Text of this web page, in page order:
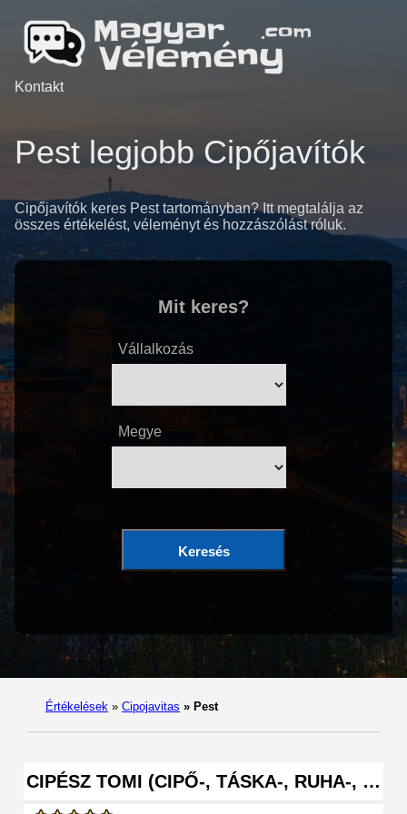
Kontakt
Pest legjobb Cipőjavítók
Cipőjavítók keres Pest tartományban? Itt megtalálja az
összes értékelést, véleményt és hozzászólást róluk.
Mit keres?
Vállalkozás
Megye
Keresés
Értékelések » Cipojavitas » Pest
CIPÉSZ TOMI (CIPŐ-, TÁSKA-, RUHA-, …